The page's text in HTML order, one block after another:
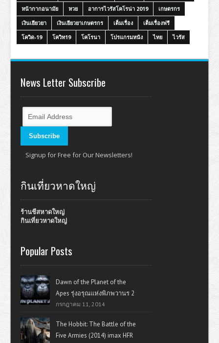
หน้ากากอนามัย
หวย อาการไวรัสโคโรน่า 2019
เกษตรกร
เงินเยียวยา
เงินเยียวยาเกษตรกร เต็มเรื่อง
เต็มเรื่องฟรี
โควิด-19
โควิท19 โคโรนา โปรแกรมหนัง ไทย ไวรัส
News Letter Subscribe
Signup for Free for Our Newsletters!
กินเที่ยวหาดใหญ่
ร้านชีสหาดใหญ่
กินเที่ยวหาดใหญ่
Popular Posts
Dawn of the Planet of the
Apes รุ่งอรุณแห่งพิภพวานร 2
กรกฎาคม 11, 2014
The Hobbit: The Battle of the
Five Armies (2014) imax HFR